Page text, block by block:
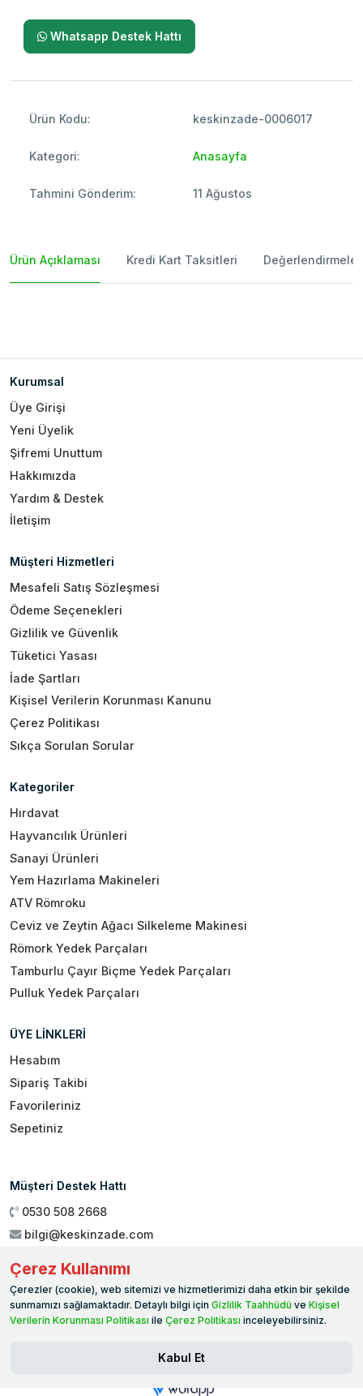
Whatsapp Destek Hattı
Ürün Kodu: keskinzade-0006017
Kategori: Anasayfa
Tahmini Gönderim: 11 Ağustos
Ürün Açıklaması Kredi Kart Taksitleri Değerlendirmeler
Kurumsal
Üye Girişi
Yeni Üyelik
Şifremi Unuttum
Hakkımızda
Yardım & Destek
İletişim
Müşteri Hizmetleri
Mesafeli Satış Sözleşmesi
Ödeme Seçenekleri
Gizlilik ve Güvenlik
Tüketici Yasası
İade Şartları
Kişisel Verilerin Korunması Kanunu
Çerez Politikası
Sıkça Sorulan Sorular
Kategoriler
Hırdavat
Hayvancılık Ürünleri
Sanayi Ürünleri
Yem Hazırlama Makineleri
ATV Römroku
Ceviz ve Zeytin Ağacı Silkeleme Makinesi
Römork Yedek Parçaları
Tamburlu Çayır Biçme Yedek Parçaları
Pulluk Yedek Parçaları
ÜYE LİNKLERİ
Hesabım
Sipariş Takibi
Favorileriniz
Sepetiniz
Müşteri Destek Hattı
0530 508 2668
bilgi@keskinzade.com
Genel Merkez: Yükseliş Mah. 1461. Sokak No:2/1 19 Mayıs
Ballıca / SAMSUN
Çerez Kullanımı
Çerezler (cookie), web sitemizi ve hizmetlerimizi daha etkin bir şekilde
sunmamızı sağlamaktadır. Detaylı bilgi için Gizlilik Taahhüdü ve Kişisel
Verilerin Korunması Politikası ile Çerez Politikası inceleyebilirsiniz.
Kabul Et